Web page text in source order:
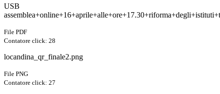
USB
File PDF
Contatore click: 28
locandina_qr_finale2.png
File PNG
Contatore click: 27